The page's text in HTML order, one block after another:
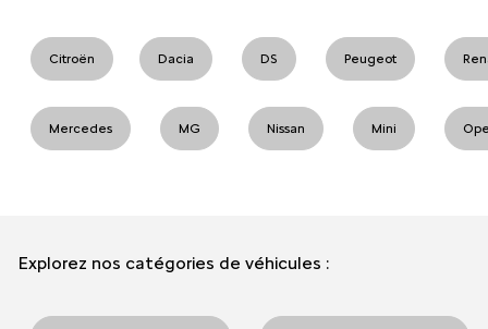
Citroën Dacia DS Peugeot
Mercedes MG Nissan Mini
Explorez nos catégories de véhicules :